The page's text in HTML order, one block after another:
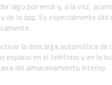
algo por error y, a la vez,
la app. Es especialmente
la descarga automática
espacio en el teléfono y en la
del almacenamiento interno.